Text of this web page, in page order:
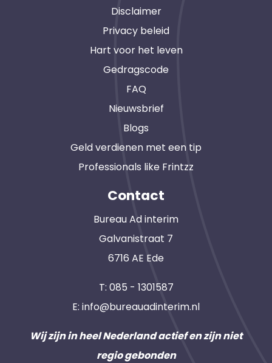
Disclaimer
Privacy beleid
Hart voor het leven
Gedragscode
FAQ
Nieuwsbrief
Blogs
Geld verdienen met een tip
Professionals like Frintzz
Contact
Bureau Ad interim
Galvanistraat 7
6716 AE Ede
T: 085 - 1301587
E: info@bureauadinterim.nl
Wij zijn in heel Nederland actief en zijn niet
regio gebonden